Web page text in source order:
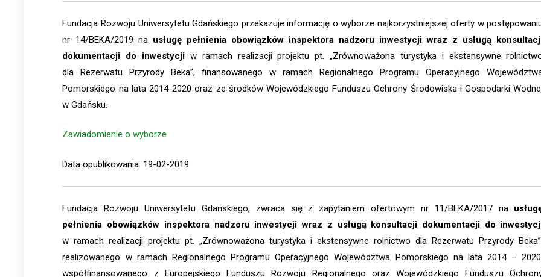
Fundacja Rozwoju Uniwersytetu Gdańskiego przekazuje informację o wyborze najkorzystniejszej oferty w
nr 14/BEKA/2019 na usługę pełnienia obowiązków inspektora nadzoru inwestycji wraz z usługą
dokumentacji do inwestycji w ramach realizacji projektu pt. „Zrównoważona turystyka i ekstensywne
dla Rezerwatu Przyrody Beka”, finansowanego w ramach Regionalnego Programu Operacyjnego
Pomorskiego na lata 2014-2020 oraz ze środków Wojewódzkiego Funduszu Ochrony Środowiska i Gospodarki
w Gdańsku.
Zawiadomienie o wyborze
Data opublikowania: 19-02-2019
Fundacja Rozwoju Uniwersytetu Gdańskiego, zwraca się z zapytaniem ofertowym nr 11/BEKA/2017 na
pełnienia obowiązków inspektora nadzoru inwestycji wraz z usługą konsultacji dokumentacji do
w ramach realizacji projektu pt. „Zrównoważona turystyka i ekstensywne rolnictwo dla Rezerwatu Przyrody
realizowanego w ramach Regionalnego Programu Operacyjnego Województwa Pomorskiego na lata 2014 –
współfinansowanego z Europejskiego Funduszu Rozwoju Regionalnego oraz Wojewódzkiego Funduszu